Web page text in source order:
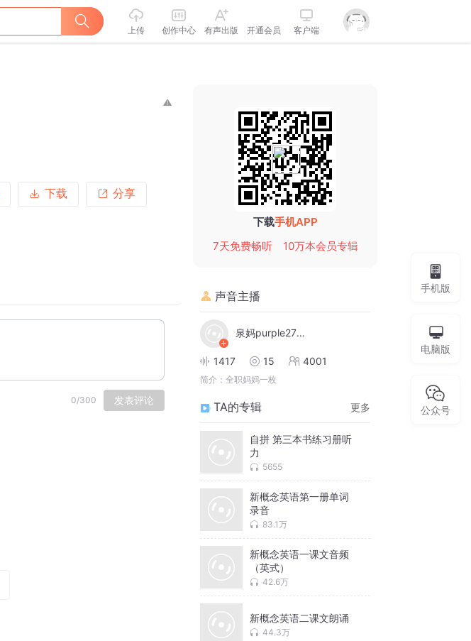
上传 创作中心 有声出版 开通会员 客户端
下载 分享
0/300 发表评论
下载手机APP
7天免费畅听
10万本会员专辑
声音主播
泉妈purple2702
1417 15 4001
简介： 全职妈妈一枚
TA的专辑 更多
自拼 第三本书练习册听
力
5655
新概念英语第一册单词
录音
83.1万
新概念英语一课文音频
（英式）
42.6万
新概念英语二课文朗诵
44.3万
手机版
电脑版
公众号